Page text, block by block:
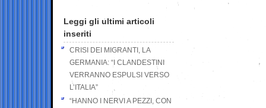
Leggi gli ultimi articoli
inseriti
CRISI DEI MIGRANTI, LA
GERMANIA: “I CLANDESTINI
VERRANNO ESPULSI VERSO
L’ITALIA”
“HANNO I NERVI A PEZZI, CON